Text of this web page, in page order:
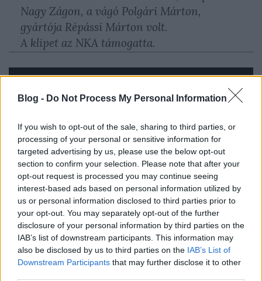
Blog - Do Not Process My Personal Information
If you wish to opt-out of the sale, sharing to third parties, or
processing of your personal or sensitive information for
targeted advertising by us, please use the below opt-out
section to confirm your selection. Please note that after your
opt-out request is processed you may continue seeing
interest-based ads based on personal information utilized by
us or personal information disclosed to third parties prior to
your opt-out. You may separately opt-out of the further
disclosure of your personal information by third parties on the
IAB’s list of downstream participants. This information may
also be disclosed by us to third parties on the IAB’s List of
Downstream Participants that may further disclose it to other
Nagy Zágon, a vágó Polgári Márton,
gyártója Répássi Márton volt.
A klipet az NKA támogatta.